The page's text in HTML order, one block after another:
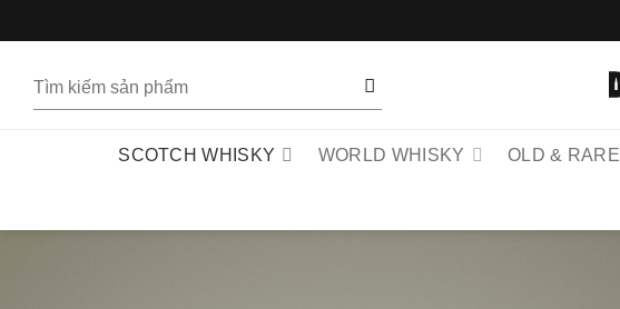
qua
dungkiếm:
SCOTCH WHISKY WORLD WHISKY OLD & RARE